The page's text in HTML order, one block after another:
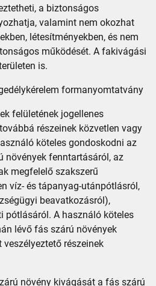
a biztonságos
valamint nem okozhat
létesítményekben, és nem
működését. A fakivágási
is.
formanyomtatvány
felületének jogellenes
részeinek közvetlen vagy
köteles gondoskodni az
növények fenntartásáról, az
megfelelő szakszerű
víz- és tápanyag-utánpótlásról,
beavatkozásról),
pótlásáról. A használó köteles
lévő fás szárú növények
veszélyeztető részeinek
növény kivágását a fás szárú